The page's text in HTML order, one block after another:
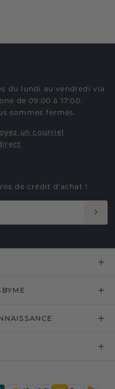
du lundi au vendredi via
de 09:00 à 17:00.
sommes fermés.
un courriel
de crédit d'achat !